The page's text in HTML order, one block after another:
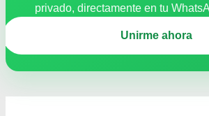
privado, directamente en tu
Unirme ahora